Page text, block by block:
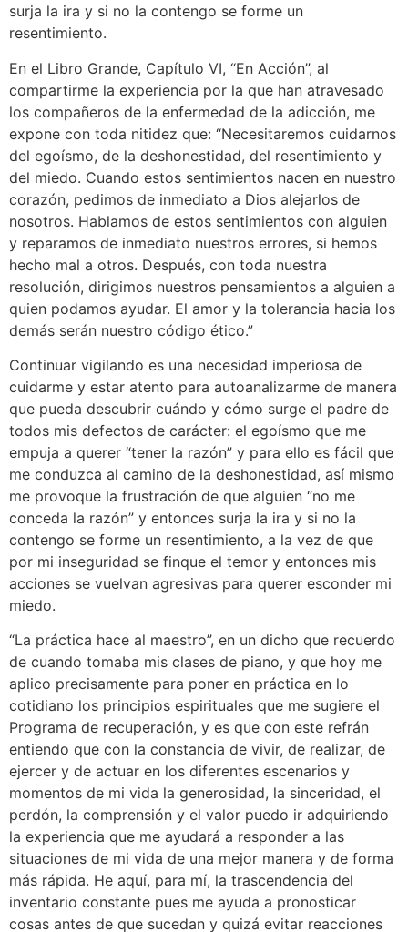
surja la ira y si no la contengo se forme un
resentimiento.
En el Libro Grande, Capítulo VI, “En Acción”, al
compartirme la experiencia por la que han atravesado
los compañeros de la enfermedad de la adicción, me
expone con toda nitidez que: “Necesitaremos cuidarnos
del egoísmo, de la deshonestidad, del resentimiento y
del miedo. Cuando estos sentimientos nacen en nuestro
corazón, pedimos de inmediato a Dios alejarlos de
nosotros. Hablamos de estos sentimientos con alguien
y reparamos de inmediato nuestros errores, si hemos
hecho mal a otros. Después, con toda nuestra
resolución, dirigimos nuestros pensamientos a alguien a
quien podamos ayudar. El amor y la tolerancia hacia los
demás serán nuestro código ético.”
Continuar vigilando es una necesidad imperiosa de
cuidarme y estar atento para autoanalizarme de manera
que pueda descubrir cuándo y cómo surge el padre de
todos mis defectos de carácter: el egoísmo que me
empuja a querer “tener la razón” y para ello es fácil que
me conduzca al camino de la deshonestidad, así mismo
me provoque la frustración de que alguien “no me
conceda la razón” y entonces surja la ira y si no la
contengo se forme un resentimiento, a la vez de que
por mi inseguridad se finque el temor y entonces mis
acciones se vuelvan agresivas para querer esconder mi
miedo.
“La práctica hace al maestro”, en un dicho que recuerdo
de cuando tomaba mis clases de piano, y que hoy me
aplico precisamente para poner en práctica en lo
cotidiano los principios espirituales que me sugiere el
Programa de recuperación, y es que con este refrán
entiendo que con la constancia de vivir, de realizar, de
ejercer y de actuar en los diferentes escenarios y
momentos de mi vida la generosidad, la sinceridad, el
perdón, la comprensión y el valor puedo ir adquiriendo
la experiencia que me ayudará a responder a las
situaciones de mi vida de una mejor manera y de forma
más rápida. He aquí, para mí, la trascendencia del
inventario constante pues me ayuda a pronosticar
cosas antes de que sucedan y quizá evitar reacciones